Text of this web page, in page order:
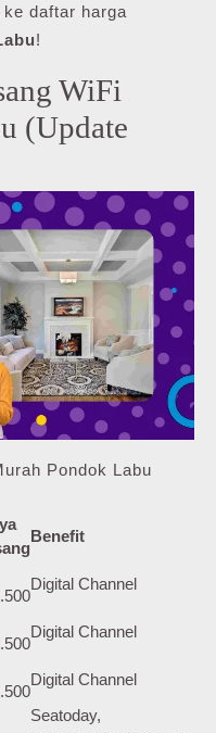
daftar harga
!
WiFi
(Update
Pondok Labu
Benefit
Digital Channel
Digital Channel
Digital Channel
Seatoday,